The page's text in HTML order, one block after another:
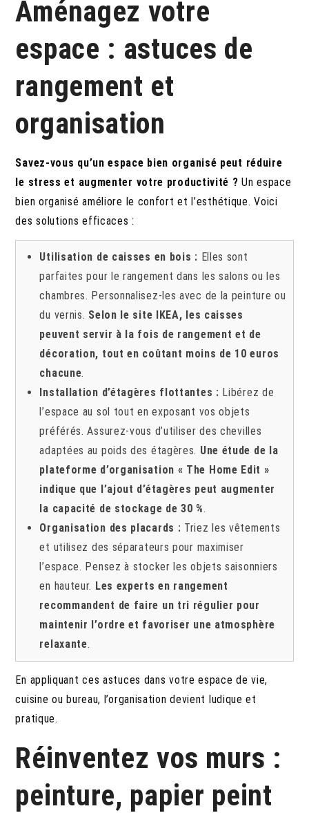
Aménagez votre
espace : astuces de
rangement et
organisation
Savez-vous qu’un espace bien organisé peut réduire
le stress et augmenter votre productivité ? Un espace
bien organisé améliore le confort et l’esthétique. Voici
des solutions efficaces :
Utilisation de caisses en bois : Elles sont
parfaites pour le rangement dans les salons ou les
chambres. Personnalisez-les avec de la peinture ou
du vernis. Selon le site IKEA, les caisses
peuvent servir à la fois de rangement et de
décoration, tout en coûtant moins de 10 euros
chacune.
Installation d’étagères flottantes : Libérez de
l’espace au sol tout en exposant vos objets
préférés. Assurez-vous d’utiliser des chevilles
adaptées au poids des étagères. Une étude de la
plateforme d’organisation « The Home Edit »
indique que l’ajout d’étagères peut augmenter
la capacité de stockage de 30 %.
Organisation des placards : Triez les vêtements
et utilisez des séparateurs pour maximiser
l’espace. Pensez à stocker les objets saisonniers
en hauteur. Les experts en rangement
recommandent de faire un tri régulier pour
maintenir l’ordre et favoriser une atmosphère
relaxante.
En appliquant ces astuces dans votre espace de vie,
cuisine ou bureau, l’organisation devient ludique et
pratique.
Réinventez vos murs :
peinture, papier peint